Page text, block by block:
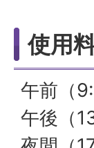
使用
午前（
午後（